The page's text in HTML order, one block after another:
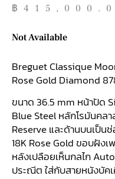
฿
Not Available
Breguet Classique
Rose Gold Diamond
ขนาด 36.5 mm หน้าปัด
Blue Steel หลักโรมันค
Reserve และด้านบนเป็น
18K Rose Gold ขอบฝัง
หลังเปลือยเห็นกลไก
ประณีต ใส่กับสายหนังบัค